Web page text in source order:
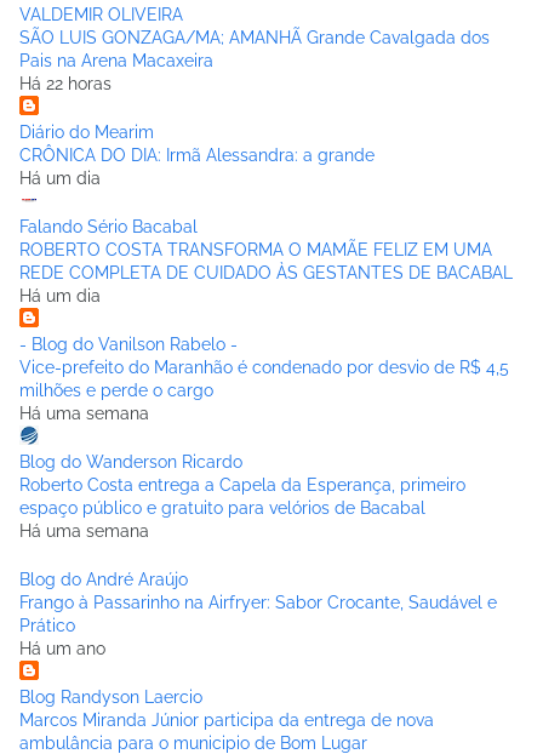
VALDEMIR OLIVEIRA
SÃO LUIS GONZAGA/MA; AMANHÃ Grande Cavalgada dos
Pais na Arena Macaxeira
Há 22 horas
Diário do Mearim
CRÔNICA DO DIA: Irmã Alessandra: a grande
Há um dia
Falando Sério Bacabal
ROBERTO COSTA TRANSFORMA O MAMÃE FELIZ EM UMA
REDE COMPLETA DE CUIDADO ÀS GESTANTES DE BACABAL
Há um dia
- Blog do Vanilson Rabelo -
Vice-prefeito do Maranhão é condenado por desvio de R$ 4,5
milhões e perde o cargo
Há uma semana
Blog do Wanderson Ricardo
Roberto Costa entrega a Capela da Esperança, primeiro
espaço público e gratuito para velórios de Bacabal
Há uma semana
Blog do André Araújo
Frango à Passarinho na Airfryer: Sabor Crocante, Saudável e
Prático
Há um ano
Blog Randyson Laercio
Marcos Miranda Júnior participa da entrega de nova
ambulância para o municipio de Bom Lugar